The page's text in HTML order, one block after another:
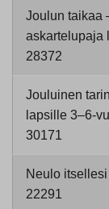
Joulun taikaa
askartelupaja
28372
Jouluinen
lapsille 3–6-
30171
Neulo
22291